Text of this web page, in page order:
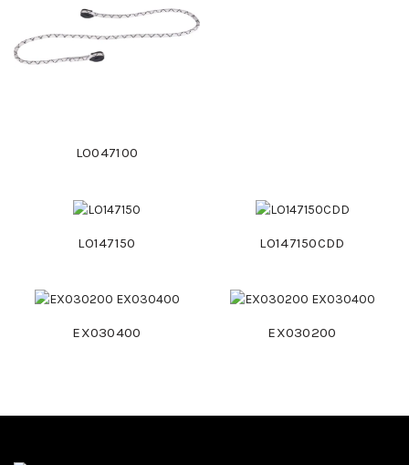
LO047100
LO147150 LO147150CDD
EX030400 EX030200